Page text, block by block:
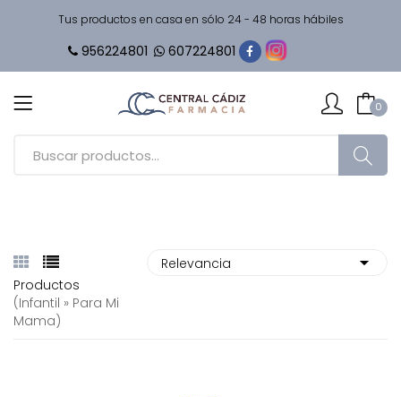
Tus productos en casa en sólo 24 - 48 horas hábiles
956224801 607224801
0
Productos
(infantil » Para Mi
Mama)